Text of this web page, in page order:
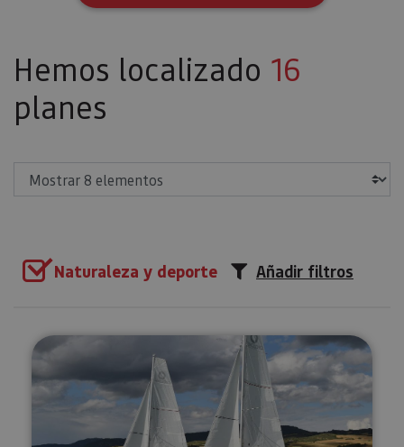
Hemos localizado 16
planes
Naturaleza y deporte Añadir filtros
Paseos en barco de vela